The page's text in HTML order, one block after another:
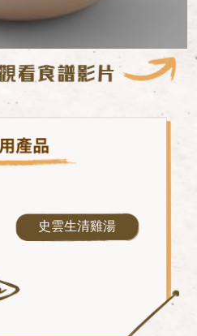
史雲生清雞湯